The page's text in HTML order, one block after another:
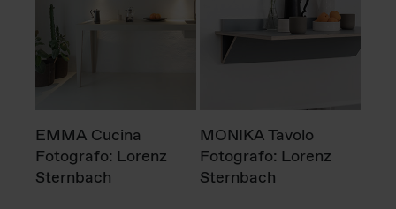
EMMA Cucina
Fotografo: Lorenz
Sternbach
MONIKA Tavolo
Fotografo: Lorenz
Sternbach